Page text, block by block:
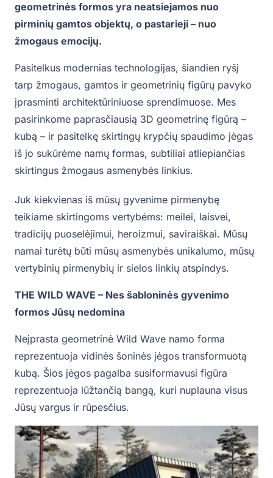
geometrinės formos yra neatsiejamos nuo
pirminių gamtos objektų, o pastarieji – nuo
žmogaus emocijų.
Pasitelkus modernias technologijas, šiandien ryšį
tarp žmogaus, gamtos ir geometrinių figūrų pavyko
įprasminti architektūriniuose sprendimuose. Mes
pasirinkome paprasčiausią 3D geometrinę figūrą –
kubą – ir pasitelkę skirtingų krypčių spaudimo jėgas
iš jo sukūrėme namų formas, subtiliai atliepiančias
skirtingus žmogaus asmenybės linkius.
Juk kiekvienas iš mūsų gyvenime pirmenybę
teikiame skirtingoms vertybėms: meilei, laisvei,
tradicijų puoselėjimui, heroizmui, saviraiškai. Mūsų
namai turėtų būti mūsų asmenybės unikalumo, mūsų
vertybinių pirmenybių ir sielos linkių atspindys.
THE WILD WAVE – Nes šabloninės gyvenimo
formos Jūsų nedomina
Neįprasta geometrinė Wild Wave namo forma
reprezentuoja vidinės šoninės jėgos transformuotą
kubą. Šios jėgos pagalba susiformavusi figūra
reprezentuoja lūžtančią bangą, kuri nuplauna visus
Jūsų vargus ir rūpesčius.